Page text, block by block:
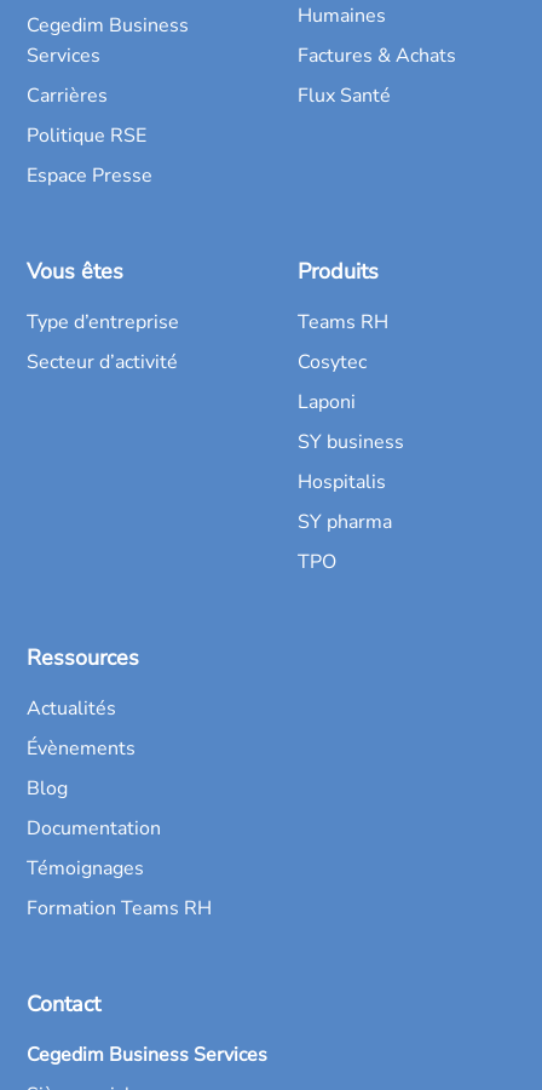
Cegedim Business
Services
Carrières
Politique RSE
Espace Presse
Humaines
Factures & Achats
Flux Santé
Vous êtes
Type d’entreprise
Secteur d’activité
Produits
Teams RH
Cosytec
Laponi
SY business
Hospitalis
SY pharma
TPO
Ressources
Actualités
Évènements
Blog
Documentation
Témoignages
Formation Teams RH
Contact
Cegedim Business Services